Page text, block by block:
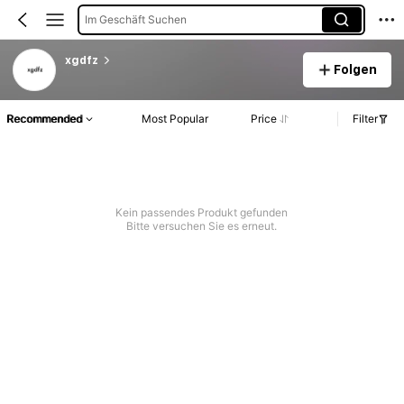
Im Geschäft Suchen
xgdfz
Folgen
Recommended Most Popular Price Filter
Kein passendes Produkt gefunden
Bitte versuchen Sie es erneut.